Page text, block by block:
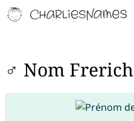
♂ Nom Frerich